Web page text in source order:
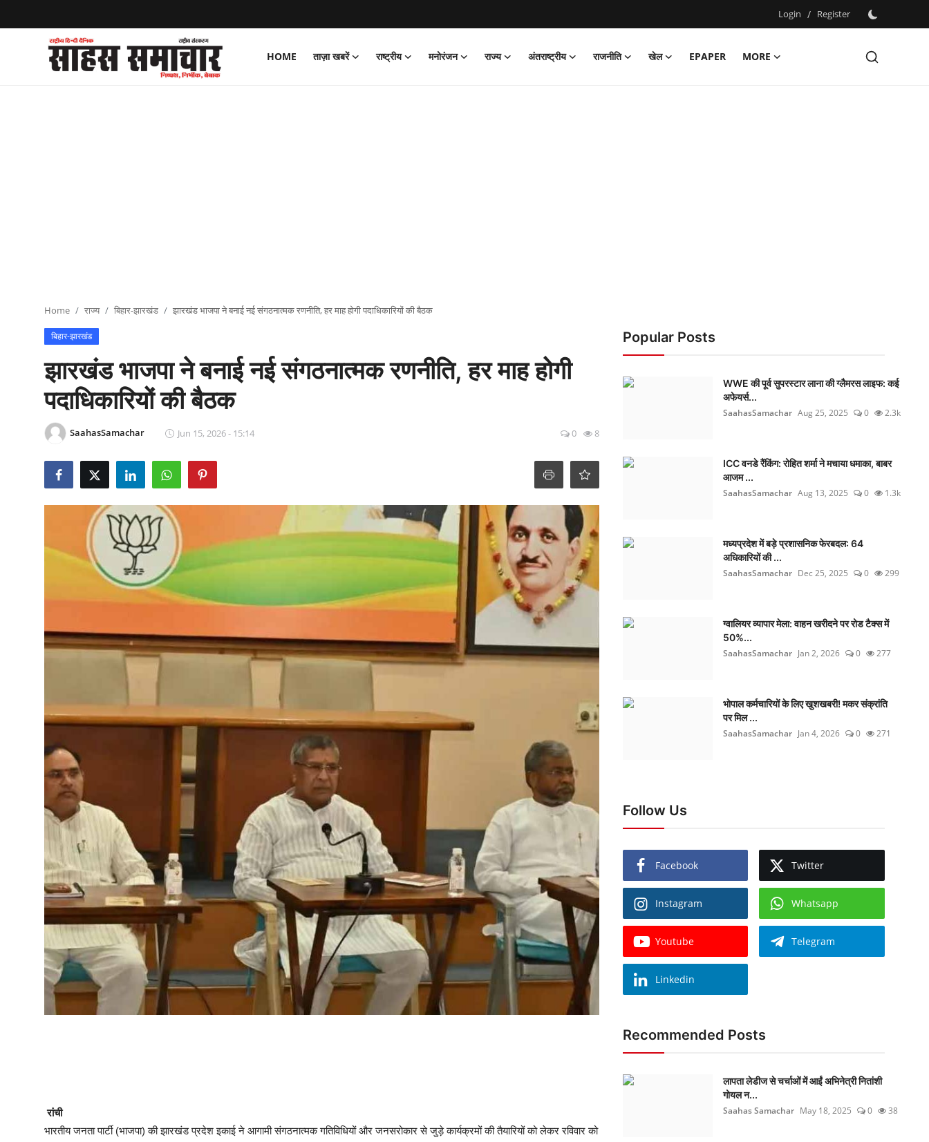
Login / Register
HOME ताज़ा खबरें राष्ट्रीय मनोरंजन राज्य अंतराष्ट्रीय राजनीति खेल EPAPER
MORE
Register
Home राज्य बिहार-झारखंड झारखंड भाजपा ने बनाई नई संगठनात्मक रणनीति, हर माह होगी पदाधिकारियों की बैठक
बिहार-झारखंड
झारखंड भाजपा ने बनाई नई संगठनात्मक रणनीति, हर माह होगी
पदाधिकारियों की बैठक
SaahasSamachar Jun 15, 2026 - 15:14 0 8
रांची
भारतीय जनता पार्टी (भाजपा) की झारखंड प्रदेश इकाई ने आगामी संगठनात्मक गतिविधियों और जनसरोकार से जुड़े कार्यक्रमों की तैयारियों को लेकर रविवार को
Popular Posts
WWE की पूर्व सुपरस्टार लाना की ग्लैमरस लाइफ: कई
अफेयर्स...
SaahasSamachar Aug 25, 2025 0 2.3k
ICC वनडे रैंकिंग: रोहित शर्मा ने मचाया धमाका, बाबर
आजम ...
SaahasSamachar Aug 13, 2025 0 1.3k
मध्यप्रदेश में बड़े प्रशासनिक फेरबदल: 64
अधिकारियों की ...
SaahasSamachar Dec 25, 2025 0 299
ग्वालियर व्यापार मेला: वाहन खरीदने पर रोड टैक्स में
50%...
SaahasSamachar Jan 2, 2026 0 277
भोपाल कर्मचारियों के लिए खुशखबरी! मकर संक्रांति
पर मिल ...
SaahasSamachar Jan 4, 2026 0 271
Follow Us
Facebook Twitter
Instagram Whatsapp
Youtube Telegram
Linkedin
Recommended Posts
लापता लेडीज से चर्चाओं में आईं अभिनेत्री नितांशी
गोयल न...
Saahas Samachar May 18, 2025 0 38